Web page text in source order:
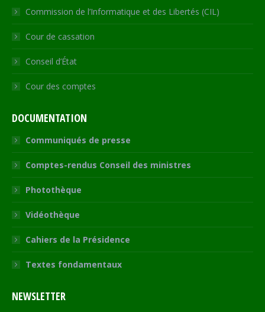
Commission de l’Informatique et des Libertés (CIL)
Cour de cassation
Conseil d’État
Cour des comptes
DOCUMENTATION
Communiqués de presse
Comptes-rendus Conseil des ministres
Photothèque
Vidéothèque
Cahiers de la Présidence
Textes fondamentaux
NEWSLETTER